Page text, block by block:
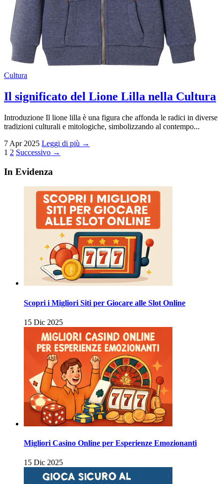
Cultura
Il significato del Lione Lilla nella Cultura
Introduzione Il lione lilla è una figura che affonda le radici in diverse
tradizioni culturali e mitologiche, simbolizzando al contempo...
7 Apr 2025 Leggi di più →
Paginazione
degli
1 2 Successivo →
In Evidenza
Scopri i Migliori Siti per Giocare alle Slot Online
15 Dic 2025
Migliori Casino Online per Esperienze Emozionanti
15 Dic 2025